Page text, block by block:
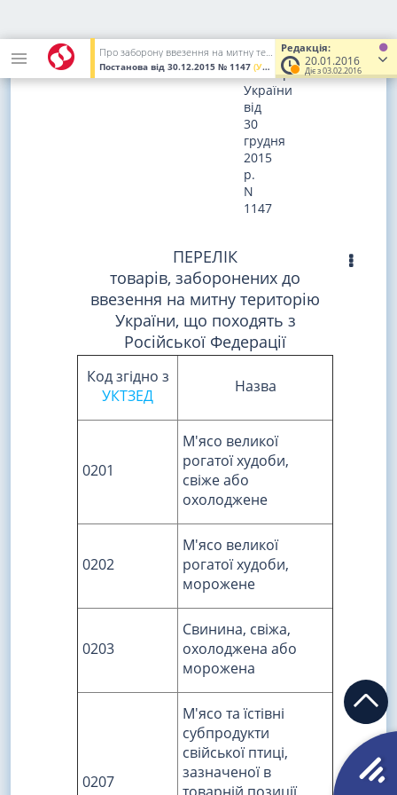
Редакція:
20.01.2016
Діє з 03.02.2016
Про заборону ввезення на митну територію України товарів, що походять з Російської Федерації
Постанова від 30.12.2015 № 1147 (Увага! Попередня редакція.)
постановою
Кабінету
Міністрів
України
від
30
грудня
2015
р.
N
1147
ПЕРЕЛІК
товарів, заборонених до
ввезення на митну територію
України, що походять з
Російської Федерації
Код згідно з
УКТЗЕД
Назва
0201
М'ясо великої
рогатої худоби,
свіже або
охолоджене
0202
М'ясо великої
рогатої худоби,
морожене
0203
Свинина, свіжа,
охолоджена або
морожена
0207
М'ясо та їстівні
субпродукти
свійської птиці,
зазначеної в